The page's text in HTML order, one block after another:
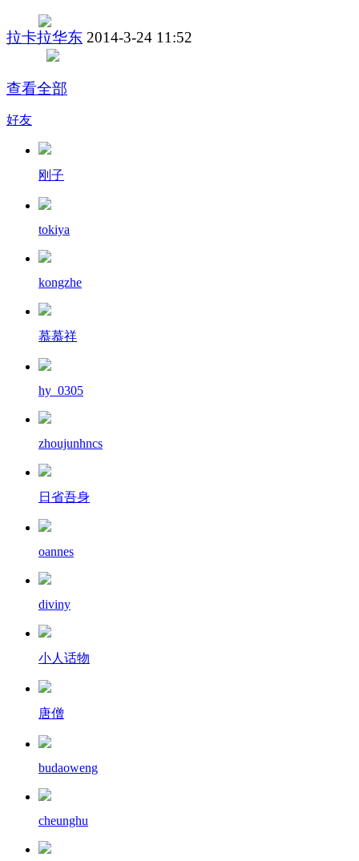
拉卡拉华东 2014-3-24 11:52
查看全部
好友
刚子
tokiya
kongzhe
慕慕祥
hy_0305
zhoujunhncs
日省吾身
oannes
diviny
小人话物
唐僧
budaoweng
cheunghu